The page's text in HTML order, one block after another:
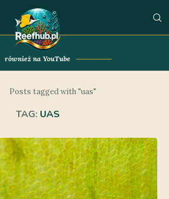
również na YouTube
Posts tagged with "uas"
TAG: UAS